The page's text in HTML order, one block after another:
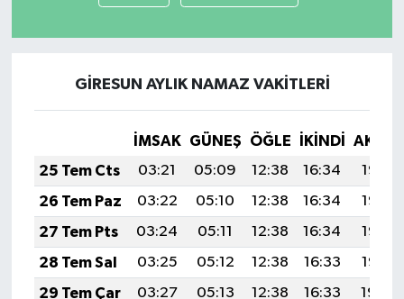
GİRESUN AYLIK NAMAZ VAKITLERI
İMSAK GÜNEŞ ÖĞLE İKINDI
25 Tem Cts
03:21 05:09 12:38 16:34
19:57
26 Tem Paz
03:22 05:10 12:38 16:34
19:56
27 Tem Pts
03:24 05:11 12:38 16:34
19:55
28 Tem Sal
03:25 05:12 12:38 16:33
19:55
29 Tem Çar
03:27 05:13 12:38 16:33
19:54
Resmi İlan
Röportaj
Sağlık
SİYASET